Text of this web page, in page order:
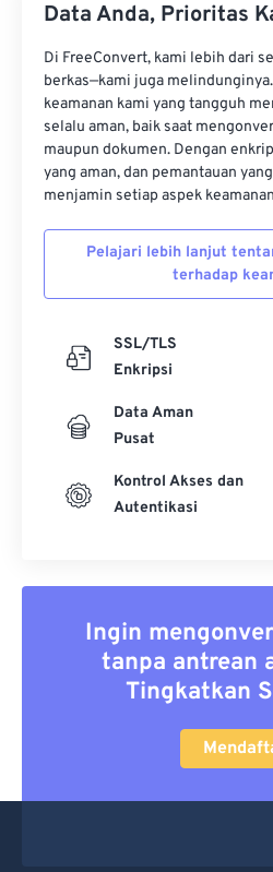
Data Anda, Prioritas
Di FreeConvert, kami lebih dari
berkas—kami juga
keamanan kami yang tangguh
selalu aman, baik saat
maupun dokumen. Dengan
yang aman, dan pemantauan
menjamin setiap aspek
Pelajari lebih lanjut
terhadap
SSL/TLS
Enkripsi
Data Aman
Pusat
Kontrol Akses dan
Autentikasi
Ingin
tanpa antrean
Tingkatkan